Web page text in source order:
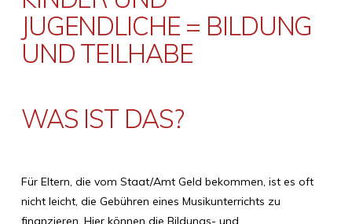
JUGENDLICHE = BILDUNG
UND TEILHABE
WAS IST DAS?
Für Eltern, die vom Staat/Amt Geld bekommen, ist es oft
nicht leicht, die Gebühren eines Musikunterrichts zu
finanzieren. Hier können die Bildungs- und